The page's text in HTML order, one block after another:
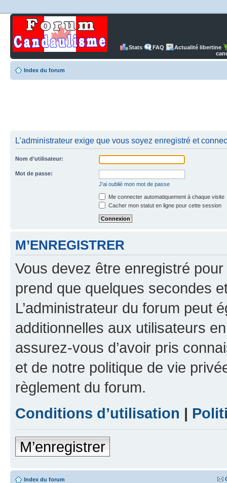
Stats FAQ
Actualité libertine
Index du forum
L’administrateur exige que vous soyez enregistré et
Nom d’utilisateur:
Mot de passe:
J’ai oublié mon mot de passe
Me connecter automatiquement à chaque visite
Cacher mon statut en ligne pour cette session
M’ENREGISTRER
Vous devez être enregistré
prend que quelques secondes
L’administrateur du forum peut
additionnelles aux utilisateurs
assurez-vous d’avoir pris
et de notre politique de vie
règlement du forum.
Conditions d’utilisation |
M’enregistrer
Index du forum